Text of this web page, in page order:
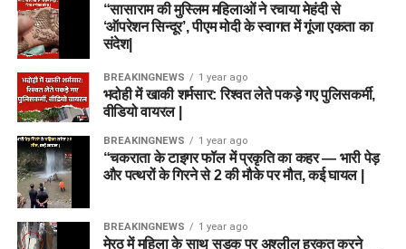
“सासाराम की मुस्लिम महिलाओं ने रचाया मेहंदी से
‘ऑपरेशन सिन्दूर’, पीएम मोदी के स्वागत में गूंजा एकता का
संदेश|
BREAKINGNEWS 1 year ago
भदोही में खाकी शर्मसार: रिश्वत लेते पकड़े गए पुलिसकर्मी,
वीडियो वायरल |
BREAKINGNEWS 1 year ago
“चकराता के टाइगर फॉल में प्रकृति का कहर — भारी पेड़
और पत्थरों के गिरने से 2 की मौके पर मौत, कई घायल |
BREAKINGNEWS 1 year ago
मेरठ में महिला के साथ सड़क पर अश्लील हरकत करने